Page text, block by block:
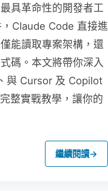
具革命性的開發者工
Claude Code 直接進
能讀取專案架構，還
碼。本文將帶你深入
與 Cursor 及 Copilot
整實戰教學，讓你的
繼續閱讀→